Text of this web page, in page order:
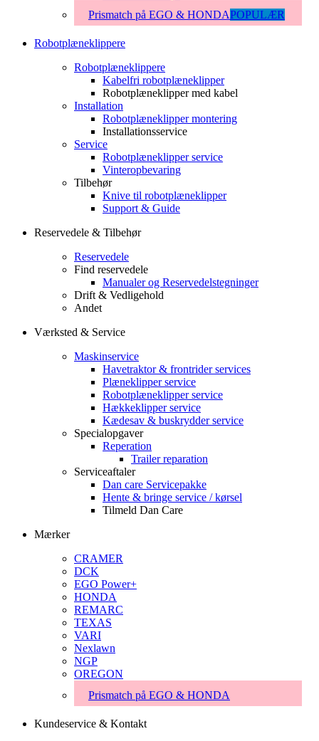
Prismatch på EGO & HONDAPOPULÆR
Robotplæneklippere
Robotplæneklippere
Kabelfri robotplæneklipper
Robotplæneklipper med kabel
Installation
Robotplæneklipper montering
Installationsservice
Service
Robotplæneklipper service
Vinteropbevaring
Tilbehør
Knive til robotplæneklipper
Support & Guide
Reservedele & Tilbehør
Reservedele
Find reservedele
Manualer og Reservedelstegninger
Drift & Vedligehold
Andet
Værksted & Service
Maskinservice
Havetraktor & frontrider services
Plæneklipper service
Robotplæneklipper service
Hækkeklipper service
Kædesav & buskrydder service
Specialopgaver
Reperation
Trailer reparation
Serviceaftaler
Dan care Servicepakke
Hente & bringe service / kørsel
Tilmeld Dan Care
Mærker
CRAMER
DCK
EGO Power+
HONDA
REMARC
TEXAS
VARI
Nexlawn
NGP
OREGON
Prismatch på EGO & HONDA
Kundeservice & Kontakt